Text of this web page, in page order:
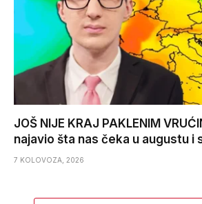
JOŠ NIJE KRAJ PAKLENIM
najavio šta nas čeka u augustu i
7 KOLOVOZA, 2026